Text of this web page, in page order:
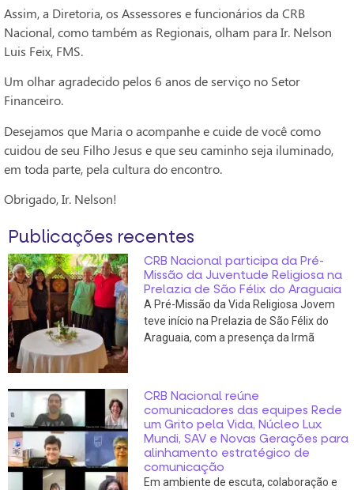
Assim, a Diretoria, os Assessores e funcionários da CRB
Nacional, como também as Regionais, olham para Ir. Nelson
Luis Feix, FMS.
Um olhar agradecido pelos 6 anos de serviço no Setor
Financeiro.
Desejamos que Maria o acompanhe e cuide de você como
cuidou de seu Filho Jesus e que seu caminho seja iluminado,
em toda parte, pela cultura do encontro.
Obrigado, Ir. Nelson!
Publicações recentes
CRB Nacional participa da Pré-
Missão da Juventude Religiosa na
Prelazia de São Félix do Araguaia
A Pré-Missão da Vida Religiosa Jovem
teve início na Prelazia de São Félix do
Araguaia, com a presença da Irmã
CRB Nacional reúne
comunicadores das equipes Rede
um Grito pela Vida, Núcleo Lux
Mundi, SAV e Novas Gerações para
alinhamento estratégico de
comunicação
Em ambiente de escuta, colaboração e